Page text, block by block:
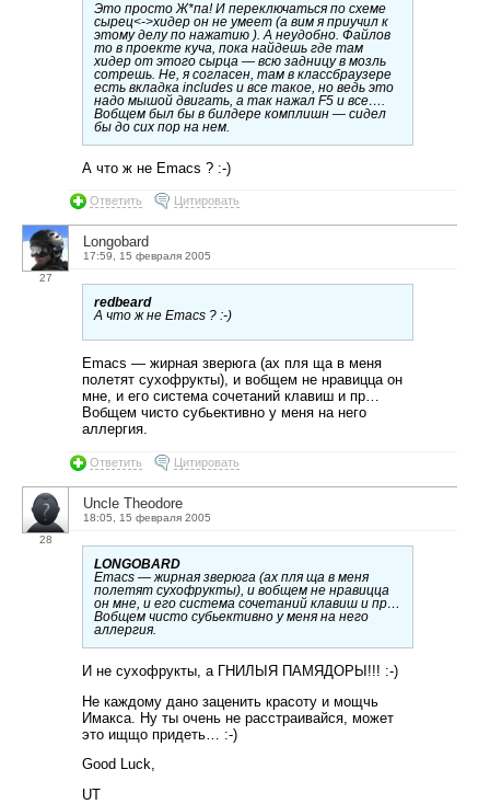
Это просто Ж*па! И переключаться по схеме
сырец<->хидер он не умеет (а вим я приучил к
этому делу по нажатию ). А неудобно. Файлов
то в проекте куча, пока найдешь где там
хидер от этого сырца — всю задницу в мозль
сотрешь. Не, я согласен, там в классбраузере
есть вкладка includes и все такое, но ведь это
надо мышой двигать, а так нажал F5 и все….
Вобщем был бы в билдере комплишн — сидел
бы до сих пор на нем.
А что ж не Emacs ? :-)
Ответить Цитировать
27
Longobard
17:59, 15 февраля 2005
redbeard
А что ж не Emacs ? :-)
Emacs — жирная зверюга (ах пля ща в меня
полетят сухофрукты), и вобщем не нравицца он
мне, и его система сочетаний клавиш и пр…
Вобщем чисто субьективно у меня на него
аллергия.
Ответить Цитировать
28
Uncle Theodore
18:05, 15 февраля 2005
LONGOBARD
Emacs — жирная зверюга (ах пля ща в меня
полетят сухофрукты), и вобщем не нравицца
он мне, и его система сочетаний клавиш и пр…
Вобщем чисто субьективно у меня на него
аллергия.
И не сухофрукты, а ГНИЛЫЯ ПАМЯДОРЫ!!! :-)
Не каждому дано заценить красоту и мощчь
Имакса. Ну ты очень не расстраивайся, может
это ищщо придеть… :-)
Good Luck,
UT